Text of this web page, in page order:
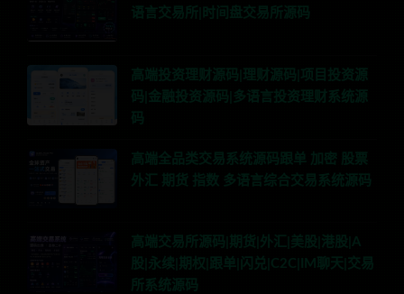
语言交易所|时间盘交易所源码
高端投资理财源码|理财源码|项目投资源
码|金融投资源码|多语言投资理财系统源
码
高端全品类交易系统源码跟单 加密 股票
外汇 期货 指数 多语言综合交易系统源码
高端交易所源码|期货|外汇|美股|港股|A
股|永续|期权|跟单|闪兑|C2C|IM聊天|交易
所系统源码